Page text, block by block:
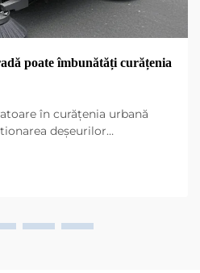
poate îmbunătăți curățenia
în curățenia urbană
deșeurilor
pe străzi - gunoaie, frunze,